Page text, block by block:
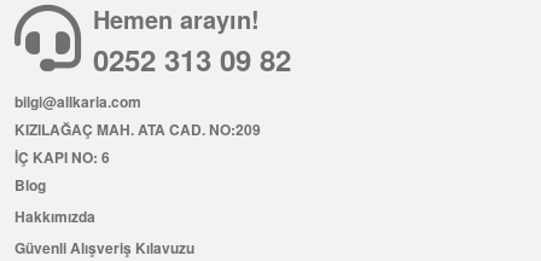
Hemen arayın!
0252 313 09 82
bilgi@allkaria.com
KIZILAĞAÇ MAH. ATA CAD. NO:209
İÇ KAPI NO: 6
Blog
Hakkımızda
Güvenli Alışveriş Kılavuzu